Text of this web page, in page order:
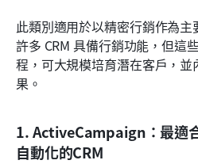
此類別適用於以精密行銷作為
許多 CRM 具備行銷功能，但這
程，可大規模培育潛在客戶，並
果。
1. ActiveCampaign：最適
自動化的CRM